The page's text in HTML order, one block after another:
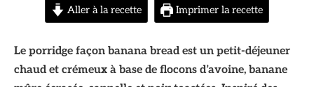
Aller à la recette Imprimer la recette
Le porridge façon banana bread est un petit-déjeuner
chaud et crémeux à base de flocons d’avoine, banane